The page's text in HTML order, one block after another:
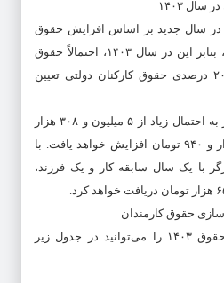
۱۴۰۳
در سال جدید بر اساس افزایش حقوق
کارکنان دولتی تعیین می‌شود، بنابر این در سال ۱۴۰۳، احتمالاً حقوق
کارگران بر اساس افزایش ۲۰ درصدی حقوق کارکنان دولتی تعیین
در نتیجه، پایه حقوق اداره کار به احتمال زیاد از ۵ میلیون و ۳۰۸ هزار
تومان به ۶ میلیون و ۳۶۹ هزار و ۹۴۰ تومان افزایش خواهد یافت. با
با یک سال سابقه کار و یک فرزند،
جزئیات مربوط به افزایش حقوق ۱۴۰۳ را می‌توانید در جدول زیر